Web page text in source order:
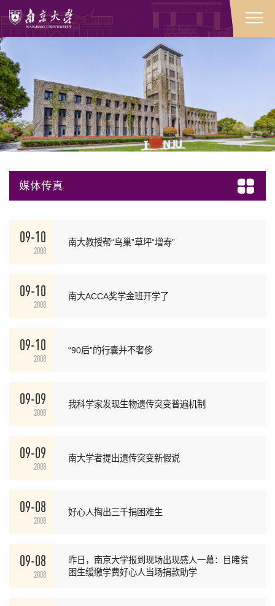
媒体传真
09-10
2008
南大教授帮“鸟巢”草坪“增寿”
09-10
2008
南大ACCA奖学金班开学了
09-10
2008
“90后”的行囊并不奢侈
09-09
2008
我科学家发现生物遗传突变普遍机制
09-09
2008
南大学者提出遗传突变新假说
09-08
2008
好心人掏出三千捐困难生
09-08
2008
昨日，南京大学报到现场出现感人一幕：目睹贫
困生缓缴学费好心人当场捐款助学